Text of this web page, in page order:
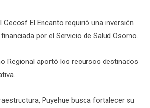
El Encanto requirió una inversión
por el Servicio de Salud Osorno.
Regional aportó los recursos destinados
Puyehue busca fortalecer su